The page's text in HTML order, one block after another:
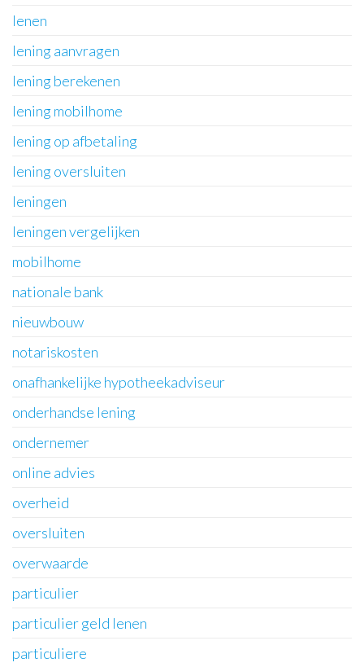
lenen
lening aanvragen
lening berekenen
lening mobilhome
lening op afbetaling
lening oversluiten
leningen
leningen vergelijken
mobilhome
nationale bank
nieuwbouw
notariskosten
onafhankelijke hypotheekadviseur
onderhandse lening
ondernemer
online advies
overheid
oversluiten
overwaarde
particulier
particulier geld lenen
particuliere